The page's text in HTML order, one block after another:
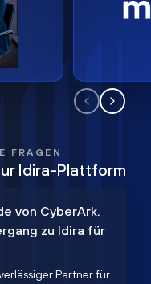
FRAGEN
Idira-Plattform
von CyberArk.
zu Idira für
Partner für